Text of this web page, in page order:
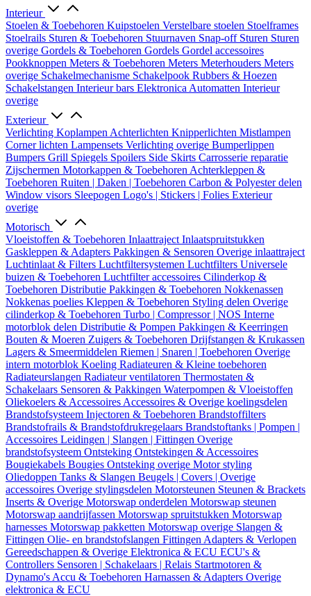
Interieur
Stoelen & Toebehoren Kuipstoelen Verstelbare stoelen Stoelframes
Stoelrails Sturen & Toebehoren Stuurnaven Snap-off Sturen Sturen
overige Gordels & Toebehoren Gordels Gordel accessoires
Pookknoppen Meters & Toebehoren Meters Meterhouders Meters
overige Schakelmechanisme Schakelpook Rubbers & Hoezen
Schakelstangen Interieur bars Elektronica Automatten Interieur
overige
Exterieur
Verlichting Koplampen Achterlichten Knipperlichten Mistlampen
Corner lichten Lampensets Verlichting overige Bumperlippen
Bumpers Grill Spiegels Spoilers Side Skirts Carrosserie reparatie
Zijschermen Motorkappen & Toebehoren Achterkleppen &
Toebehoren Ruiten | Daken | Toebehoren Carbon & Polyester delen
Window visors Sleepogen Logo's | Stickers | Folies Exterieur
overige
Motorisch
Vloeistoffen & Toebehoren Inlaattraject Inlaatspruitstukken
Gaskleppen & Adapters Pakkingen & Sensoren Overige inlaattraject
Luchtinlaat & Filters Luchtfiltersystemen Luchtfilters Universele
buizen & Toebehoren Luchtfilter accessoires Cilinderkop &
Toebehoren Distributie Pakkingen & Toebehoren Nokkenassen
Nokkenas poelies Kleppen & Toebehoren Styling delen Overige
cilinderkop & Toebehoren Turbo | Compressor | NOS Interne
motorblok delen Distributie & Pompen Pakkingen & Keerringen
Bouten & Moeren Zuigers & Toebehoren Drijfstangen & Krukassen
Lagers & Smeermiddelen Riemen | Snaren | Toebehoren Overige
intern motorblok Koeling Radiateuren & Kleine toebehoren
Radiateurslangen Radiateur ventilatoren Thermostaten &
Schakelaars Sensoren & Pakkingen Waterpompen & Vloeistoffen
Oliekoelers & Accessoires Accessoires & Overige koelingsdelen
Brandstofsysteem Injectoren & Toebehoren Brandstoffilters
Brandstofrails & Brandstofdrukregelaars Brandstoftanks | Pompen |
Accessoires Leidingen | Slangen | Fittingen Overige
brandstofsysteem Ontsteking Ontstekingen & Accessoires
Bougiekabels Bougies Ontsteking overige Motor styling
Oliedoppen Tanks & Slangen Beugels | Covers | Overige
accessoires Overige stylingsdelen Motorsteunen Steunen & Brackets
Inserts & Overige Motorswap onderdelen Motorswap steunen
Motorswap aandrijfassen Motorswap spruitstukken Motorswap
harnesses Motorswap pakketten Motorswap overige Slangen &
Fittingen Olie- en brandstofslangen Fittingen Adapters & Verlopen
Gereedschappen & Overige Elektronica & ECU ECU's &
Controllers Sensoren | Schakelaars | Relais Startmotoren &
Dynamo's Accu & Toebehoren Harnassen & Adapters Overige
elektronica & ECU